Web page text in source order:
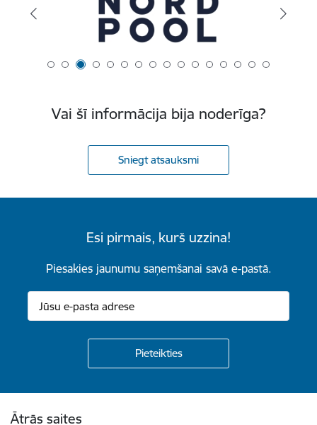
Vai šī informācija bija noderīga?
Sniegt atsauksmi
Esi pirmais, kurš uzzina!
Piesakies jaunumu saņemšanai savā e-pastā.
Ātrās saites